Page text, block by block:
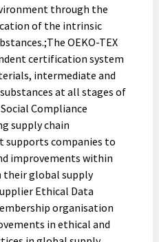
through the
of the intrinsic
OEKO-TEX
certification system
intermediate and
at all stages of
Compliance
supply chain
supports companies to
improvements within
their global supply
Ethical Data
organisation
in ethical and